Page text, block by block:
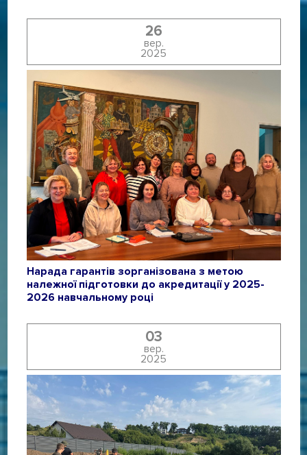
26
вер.
2025
Нарада гарантів зорганізована з метою
належної підготовки до акредитації у 2025-
2026 навчальному році
03
вер.
2025